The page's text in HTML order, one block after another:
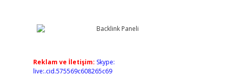
Reklam ve İletişim: Skype:
live:.cid.575569c608265c69